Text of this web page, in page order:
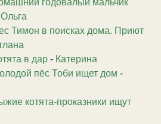
Ольга
Тимон в поисках дома. Приют
в дар - Катерина
пёс Тоби ищет дом -
котята-проказники ищут